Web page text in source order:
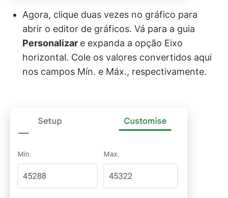
Agora, clique duas vezes no gráfico para
abrir o editor de gráficos. Vá para a guia
Personalizar e expanda a opção Eixo
horizontal. Cole os valores convertidos aqui
nos campos Mín. e Máx., respectivamente.